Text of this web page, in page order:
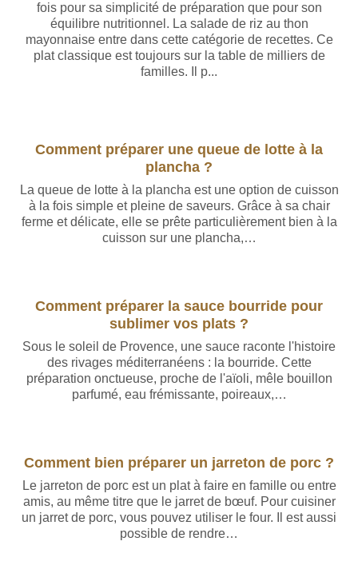
fois pour sa simplicité de préparation que pour son
équilibre nutritionnel. La salade de riz au thon
mayonnaise entre dans cette catégorie de recettes. Ce
plat classique est toujours sur la table de milliers de
familles. Il p...
Comment préparer une queue de lotte à la
plancha ?
La queue de lotte à la plancha est une option de cuisson
à la fois simple et pleine de saveurs. Grâce à sa chair
ferme et délicate, elle se prête particulièrement bien à la
cuisson sur une plancha,…
Comment préparer la sauce bourride pour
sublimer vos plats ?
Sous le soleil de Provence, une sauce raconte l'histoire
des rivages méditerranéens : la bourride. Cette
préparation onctueuse, proche de l'aïoli, mêle bouillon
parfumé, eau frémissante, poireaux,…
Comment bien préparer un jarreton de porc ?
Le jarreton de porc est un plat à faire en famille ou entre
amis, au même titre que le jarret de bœuf. Pour cuisiner
un jarret de porc, vous pouvez utiliser le four. Il est aussi
possible de rendre…